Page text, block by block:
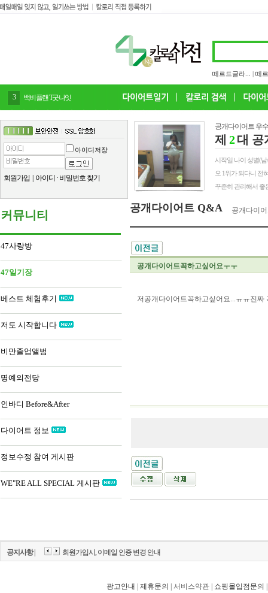
떼르드글라... 떼
3 백비플랜 T굿나잇
아이디저장
회원가입 아이디 · 비밀번호 찾기
커뮤니티
47사랑방
47일기장
베스트 체험후기
저도 시작합니다
비만졸업앨범
명예의전당
인바디 Before&After
다이어트 정보
정보수정 참여 게시판
WE"RE ALL SPECIAL 게시판
공개다이어트 우
제 2대 공
시작일 나이 성별(남
오 1위가 되다니 전
꾸준히 관리해서 좋
공개다이어트 Q&A 공개다이
공개다이어트꼭하고싶어요ㅜㅜ
저공개다이어트꼭하고싶어요...ㅠㅠ진
공지사항 | 회원가입시, 이메일 인증 변경 안내
광고안내 제휴문의 | 서비스약관 | 쇼핑몰입점문의